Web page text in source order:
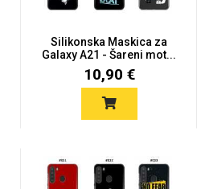
Silikonska Maskica za
Galaxy A21 - Šareni mot...
10,90 €